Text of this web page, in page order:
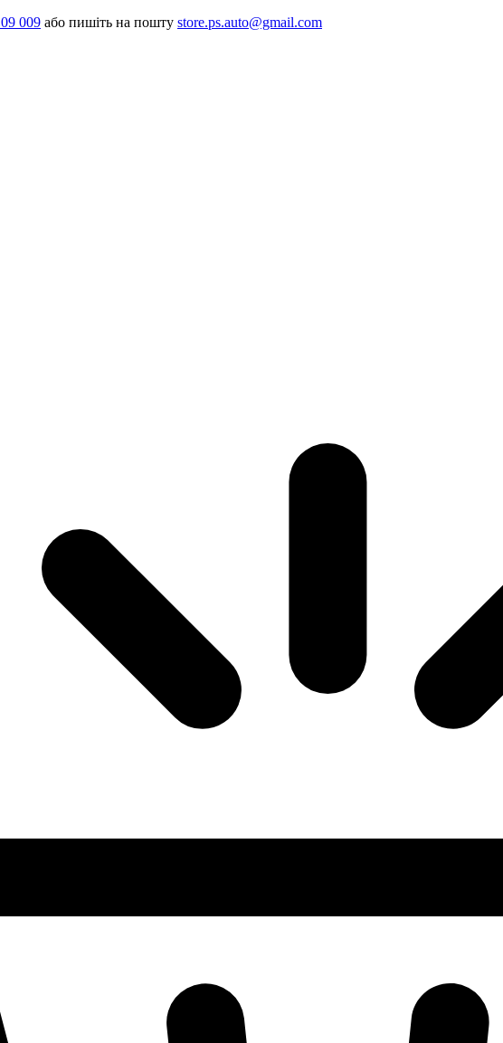
009 або пишіть на пошту store.ps.auto@gmail.com